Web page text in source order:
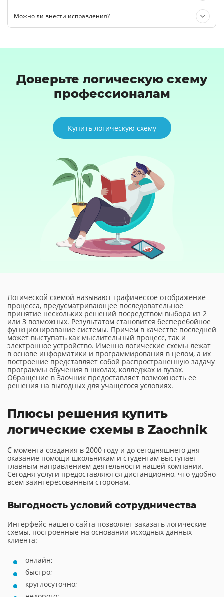
Можно ли внести исправления?
Доверьте логическую схему
профессионалам
Купить логическую схему
Логической схемой называют графическое отображение
процесса, предусматривающее последовательное
принятие нескольких решений посредством выбора из 2
или 3 возможных. Результатом становится бесперебойное
функционирование системы. Причем в качестве последней
может выступать как мыслительный процесс, так и
электронное устройство. Именно логические схемы лежат
в основе информатики и программирования в целом, а их
построение представляет собой распространенную задачу
программы обучения в школах, колледжах и вузах.
Обращение в Заочник предоставляет возможность ее
решения на выгодных для учащегося условиях.
Плюсы решения купить
логические схемы в Zaochnik
С момента создания в 2000 году и до сегодняшнего дня
оказание помощи школьникам и студентам выступает
главным направлением деятельности нашей компании.
Сегодня услуги предоставляются дистанционно, что удобно
всем заинтересованным сторонам.
Выгодность условий сотрудничества
Интерфейс нашего сайта позволяет заказать логические
схемы, построенные на основании исходных данных
клиента:
онлайн;
быстро;
круглосуточно;